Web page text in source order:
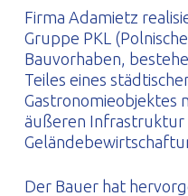
Firma Adamietz
Gruppe PKL
Bauvorhaben,
Teiles eines
Gastronomieobjektes
äußeren Infrastruktur
Der Bauer hat